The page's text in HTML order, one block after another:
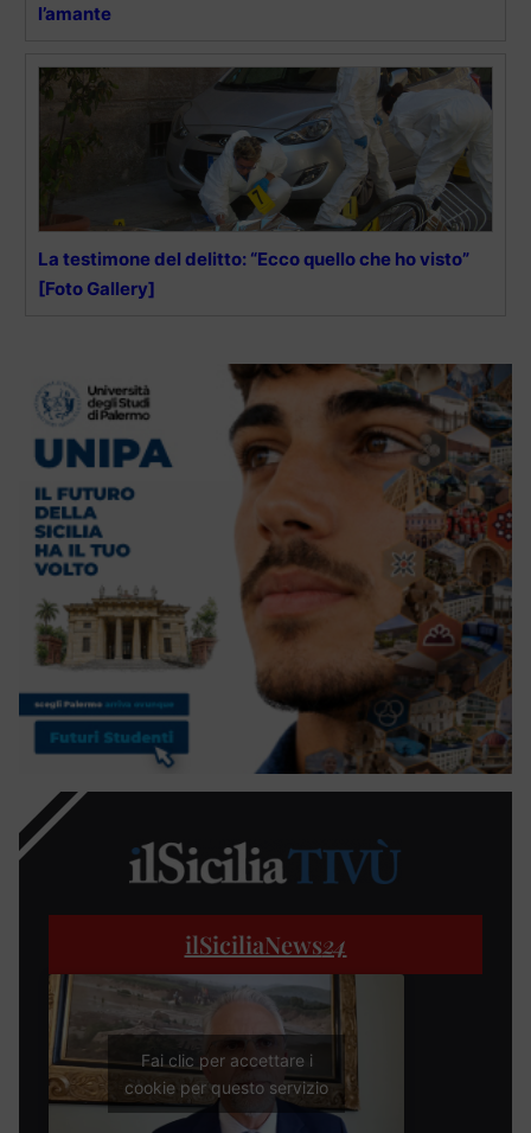
l’amante
La testimone del delitto: “Ecco quello che ho visto”
[Foto Gallery]
ilSiciliaNews24
Fai clic per accettare i
cookie per questo servizio